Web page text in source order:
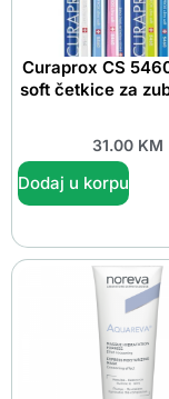
Curaprox CS
soft četkice za
31.00 KM
Dodaj u korpu